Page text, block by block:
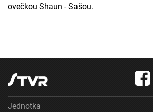
ovečkou Shaun - Sašou.
Jednotka